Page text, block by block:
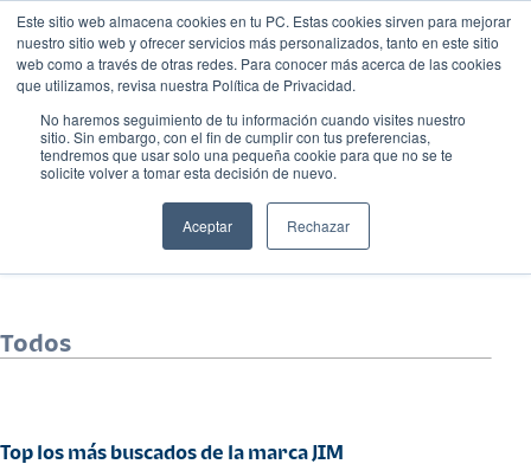
Este sitio web almacena cookies en tu PC. Estas cookies sirven para mejorar
nuestro sitio web y ofrecer servicios más personalizados, tanto en este sitio
web como a través de otras redes. Para conocer más acerca de las cookies
que utilizamos, revisa nuestra Política de Privacidad.
No haremos seguimiento de tu información cuando visites nuestro
sitio. Sin embargo, con el fin de cumplir con tus preferencias,
tendremos que usar solo una pequeña cookie para que no se te
solicite volver a tomar esta decisión de nuevo.
Aceptar Rechazar
Todos
Top los más buscados de la marca JIM